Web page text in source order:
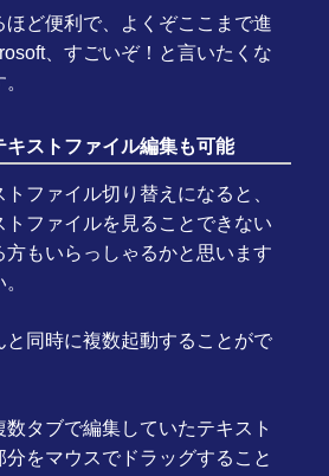
ほど便利で、よくぞここまで進
、すごいぞ！と言いたくな
キストファイル編集も可能
ファイル切り替えになると、
トファイルを見ることできない
方もいらっしゃるかと思います
と同時に複数起動することがで
タブで編集していたテキスト
をマウスでドラッグすること